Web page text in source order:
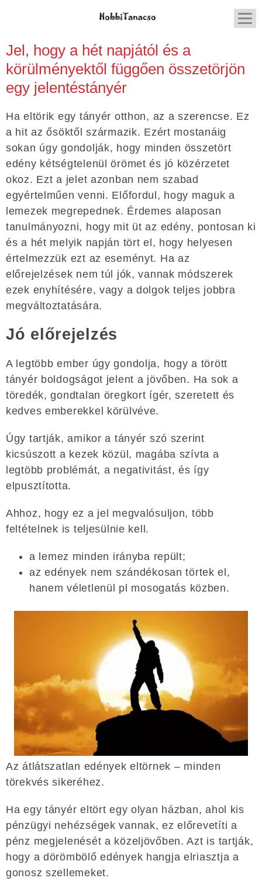
Jel, hogy a hét napjától és a
körülményektől függően összetörjön
egy jelentéstányér
Ha eltörik egy tányér otthon, az a szerencse. Ez
a hit az ősöktől származik. Ezért mostanáig
sokan úgy gondolják, hogy minden összetört
edény kétségtelenül örömet és jó közérzetet
okoz. Ezt a jelet azonban nem szabad
egyértelműen venni. Előfordul, hogy maguk a
lemezek megrepednek. Érdemes alaposan
tanulmányozni, hogy mit üt az edény, pontosan ki
és a hét melyik napján tört el, hogy helyesen
értelmezzük ezt az eseményt. Ha az
előrejelzések nem túl jók, vannak módszerek
ezek enyhítésére, vagy a dolgok teljes jobbra
megváltoztatására.
Jó előrejelzés
A legtöbb ember úgy gondolja, hogy a törött
tányér boldogságot jelent a jövőben. Ha sok a
töredék, gondtalan öregkort ígér, szeretett és
kedves emberekkel körülvéve.
Úgy tartják, amikor a tányér szó szerint
kicsúszott a kezek közül, magába szívta a
legtöbb problémát, a negativitást, és így
elpusztította.
Ahhoz, hogy ez a jel megvalósuljon, több
feltételnek is teljesülnie kell.
a lemez minden irányba repült;
az edények nem szándékosan törtek el,
hanem véletlenül pl mosogatás közben.
Az átlátszatlan edények eltörnek – minden
törekvés sikeréhez.
Ha egy tányér eltört egy olyan házban, ahol kis
pénzügyi nehézségek vannak, ez előrevetíti a
pénz megjelenését a közeljövőben. Azt is tartják,
hogy a dörömbölő edények hangja elriasztja a
gonosz szellemeket.